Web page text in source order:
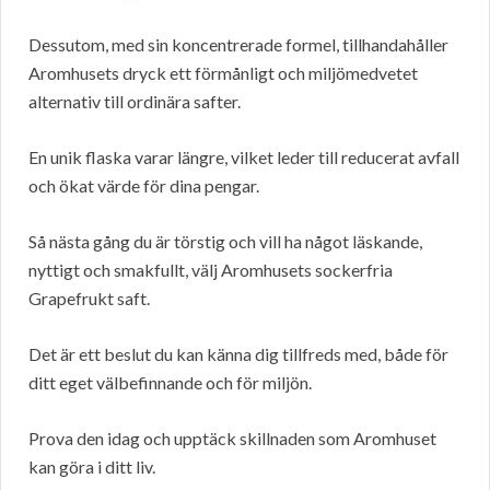
Dessutom, med sin koncentrerade formel, tillhandahåller
Aromhusets dryck ett förmånligt och miljömedvetet
alternativ till ordinära safter.
En unik flaska varar längre, vilket leder till reducerat avfall
och ökat värde för dina pengar.
Så nästa gång du är törstig och vill ha något läskande,
nyttigt och smakfullt, välj Aromhusets sockerfria
Grapefrukt saft.
Det är ett beslut du kan känna dig tillfreds med, både för
ditt eget välbefinnande och för miljön.
Prova den idag och upptäck skillnaden som Aromhuset
kan göra i ditt liv.